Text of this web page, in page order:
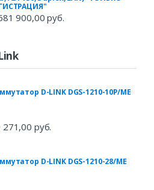
900,00 руб.
D-LINK DGS-1210-10P/ME
271,00 руб.
D-LINK DGS-1210-28/ME